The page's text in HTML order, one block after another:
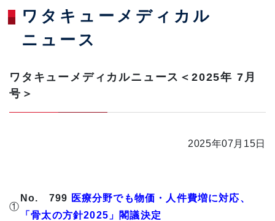
ワタキューメディカル
ニュース
ワタキューメディカルニュース＜2025年 7月
号＞
2025年07月15日
①
No. 799 医療分野でも物価・人件費増に対応、
「骨太の方針2025」閣議決定